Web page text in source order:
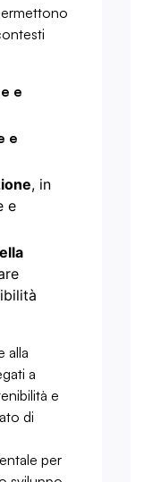
e
e
, in
e
alla
a
e
di
per